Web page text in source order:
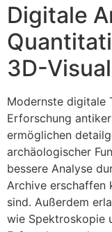
Digitale
3D-
Modernste digitale
Erforschung
ermöglichen
archäologischer
bessere Analyse
Archive erschaffen
sind. Außerdem
wie Spektroskopie